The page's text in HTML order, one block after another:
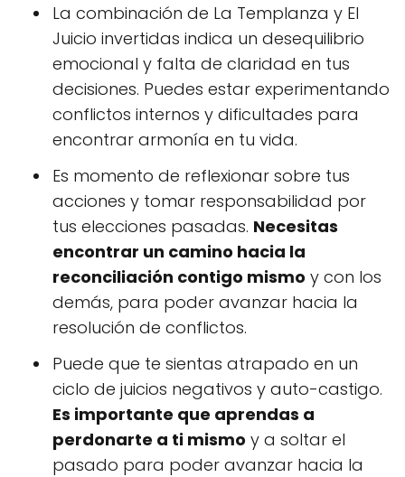
La combinación de La Templanza y El
Juicio invertidas indica un desequilibrio
emocional y falta de claridad en tus
decisiones. Puedes estar experimentando
conflictos internos y dificultades para
encontrar armonía en tu vida.
Es momento de reflexionar sobre tus
acciones y tomar responsabilidad por
tus elecciones pasadas. Necesitas
encontrar un camino hacia la
reconciliación contigo mismo y con los
demás, para poder avanzar hacia la
resolución de conflictos.
Puede que te sientas atrapado en un
ciclo de juicios negativos y auto-castigo.
Es importante que aprendas a
perdonarte a ti mismo y a soltar el
pasado para poder avanzar hacia la